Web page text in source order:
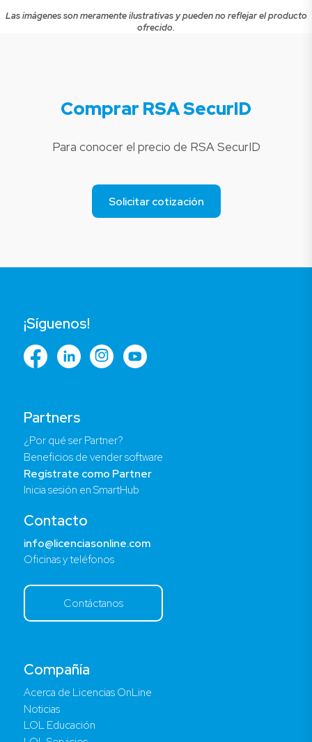
Las imágenes son meramente ilustrativas y pueden no reflejar el producto
ofrecido.
Comprar RSA SecurID
Para conocer el precio de RSA SecurID
Solicitar cotización
Compañía
Acerca de Licencias OnLine
Noticias
LOL Educación
Partners
¿Por qué ser Partner?
Beneficios de vender software
Regístrate como Partner
Inicia sesión en SmartHub
Contacto
info@licenciasonline.com
Oficinas y teléfonos
Contáctanos
¡Síguenos!